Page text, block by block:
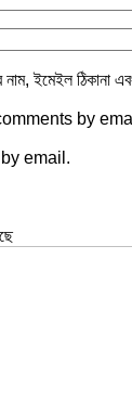
ইমেইল ঠিকানা
by
email.